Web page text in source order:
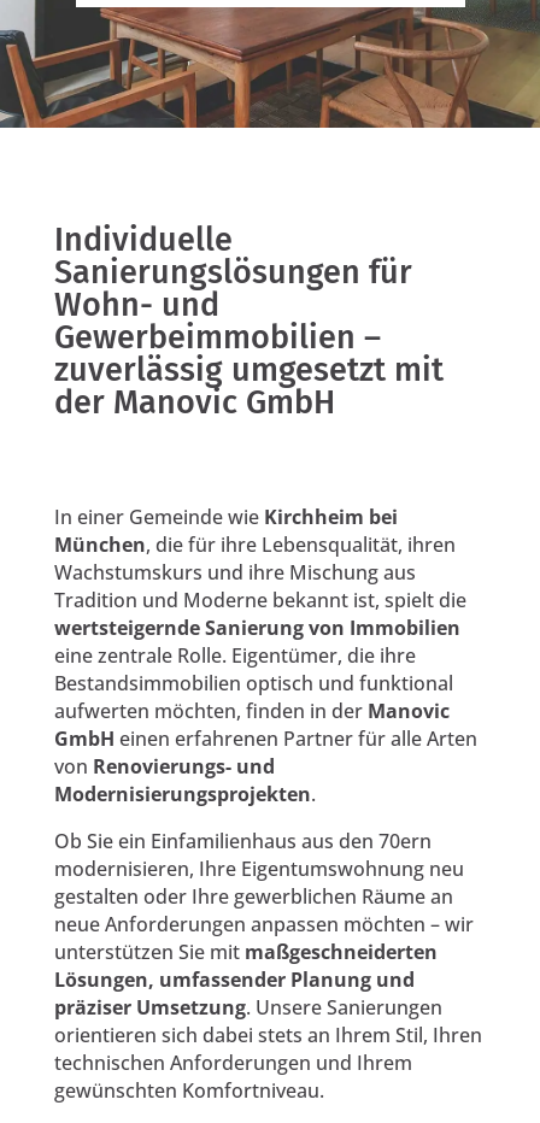
Individuelle
Sanierungslösungen für
Wohn- und
Gewerbeimmobilien –
zuverlässig umgesetzt mit
der Manovic GmbH
In einer Gemeinde wie Kirchheim bei
München, die für ihre Lebensqualität, ihren
Wachstumskurs und ihre Mischung aus
Tradition und Moderne bekannt ist, spielt die
wertsteigernde Sanierung von Immobilien
eine zentrale Rolle. Eigentümer, die ihre
Bestandsimmobilien optisch und funktional
aufwerten möchten, finden in der Manovic
GmbH einen erfahrenen Partner für alle Arten
von Renovierungs- und
Modernisierungsprojekten.
Ob Sie ein Einfamilienhaus aus den 70ern
modernisieren, Ihre Eigentumswohnung neu
gestalten oder Ihre gewerblichen Räume an
neue Anforderungen anpassen möchten – wir
unterstützen Sie mit maßgeschneiderten
Lösungen, umfassender Planung und
präziser Umsetzung. Unsere Sanierungen
orientieren sich dabei stets an Ihrem Stil, Ihren
technischen Anforderungen und Ihrem
gewünschten Komfortniveau.